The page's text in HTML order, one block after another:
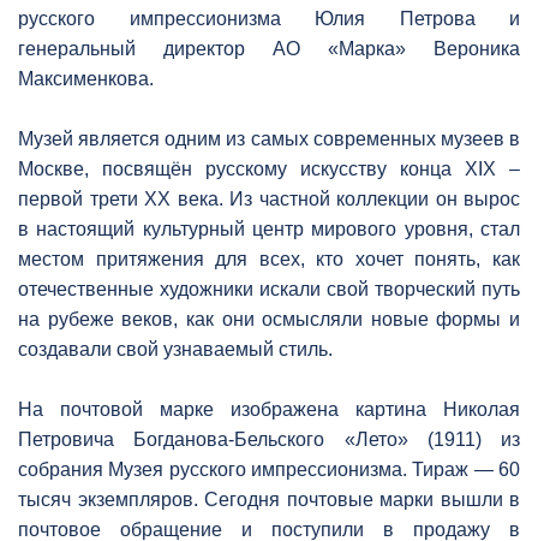
русского импрессионизма Юлия Петрова и
генеральный директор АО «Марка» Вероника
Максименкова.
Музей является одним из самых современных музеев в
Москве, посвящён русскому искусству конца XIX –
первой трети XX века. Из частной коллекции он вырос
в настоящий культурный центр мирового уровня, стал
местом притяжения для всех, кто хочет понять, как
отечественные художники искали свой творческий путь
на рубеже веков, как они осмысляли новые формы и
создавали свой узнаваемый стиль.
На почтовой марке изображена картина Николая
Петровича Богданова-Бельского «Лето» (1911) из
собрания Музея русского импрессионизма. Тираж — 60
тысяч экземпляров. Сегодня почтовые марки вышли в
почтовое обращение и поступили в продажу в